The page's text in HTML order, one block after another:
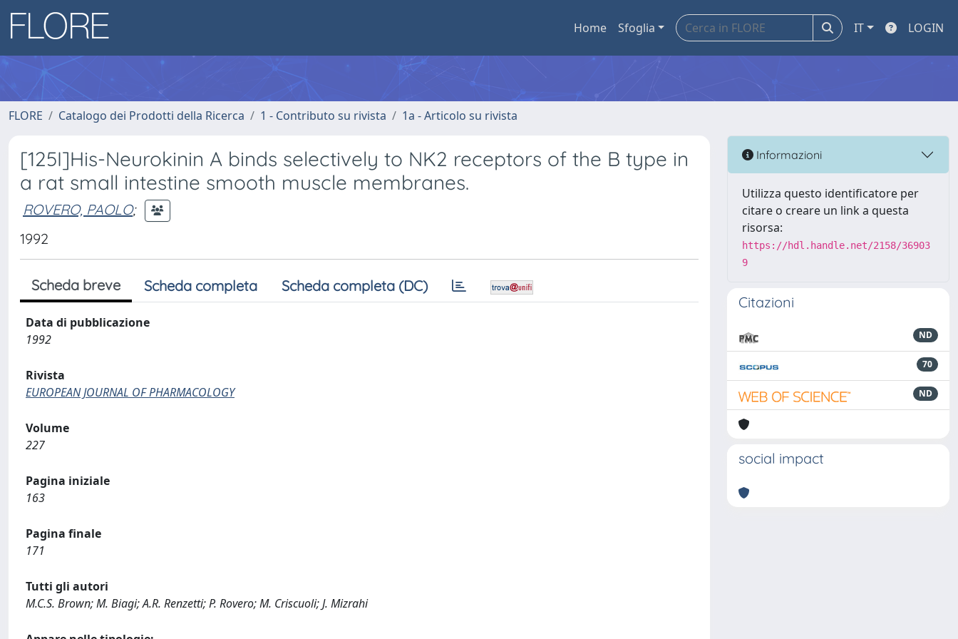
Home Sfoglia IT LOGIN
FLORE Catalogo dei Prodotti della Ricerca 1 - Contributo su rivista 1a - Articolo su rivista
[125I]His-Neurokinin A binds selectively to NK2 receptors of the B type in
a rat small intestine smooth muscle membranes.
ROVERO, PAOLO;
1992
Scheda breve Scheda completa Scheda completa (DC)
Data di pubblicazione
1992
Rivista
EUROPEAN JOURNAL OF PHARMACOLOGY
Volume
227
Pagina iniziale
163
Pagina finale
171
Tutti gli autori
M.C.S. Brown; M. Biagi; A.R. Renzetti; P. Rovero; M. Criscuoli; J. Mizrahi
Informazioni
Utilizza questo identificatore per
citare o creare un link a questa
risorsa:
https://hdl.handle.net/2158/36903
9
Citazioni
ND
70
ND
social impact